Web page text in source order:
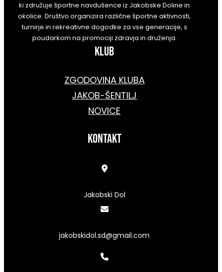
ki združuje športne navdušence iz Jakobske Doline in
okolice. Društvo organizira različne športne aktivnosti,
turnirje in rekreativne dogodke za vse generacije, s
poudarkom na promociji zdravja in druženja.
KLUB
ZGODOVINA KLUBA
JAKOB-ŠENTILJ
NOVICE
kontakt
Jakobski Dol
jakobskidol.sd@gmail.com